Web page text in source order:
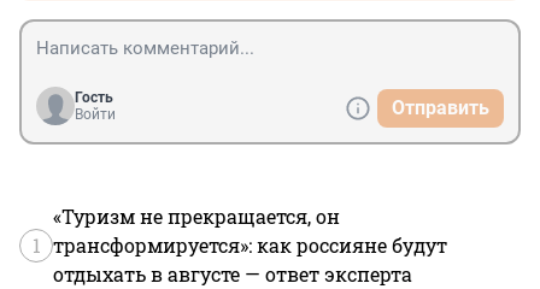
Гость
Войти
Отправить
1
«Туризм не прекращается, он
трансформируется»: как россияне будут
отдыхать в августе — ответ эксперта